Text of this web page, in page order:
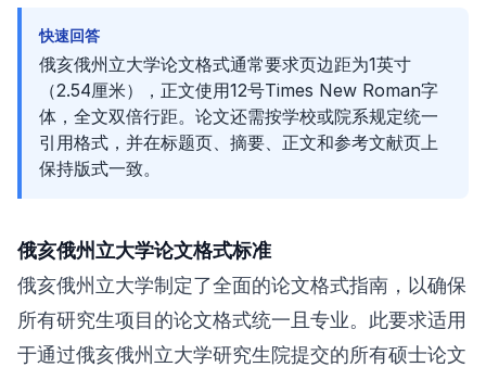
快速回答
俄亥俄州立大学论文格式通常要求页边距为1英寸
（2.54厘米），正文使用12号Times New Roman字
体，全文双倍行距。论文还需按学校或院系规定统一
引用格式，并在标题页、摘要、正文和参考文献页上
保持版式一致。
俄亥俄州立大学论文格式标准
俄亥俄州立大学制定了全面的论文格式指南，以确保
所有研究生项目的论文格式统一且专业。此要求适用
于通过俄亥俄州立大学研究生院提交的所有硕士论文